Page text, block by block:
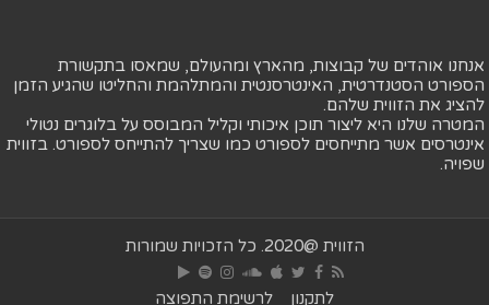
אנחנו אוהדים של קבוצות, מהארץ ומהעולם, שמאסו בתקשורת
הספורט הסטנדרטית, האינטרסנטית והמתלהמת והחליטו שהגיע הזמן
להציג את הזווית שלהם.
המטרה שלנו היא ליצור תוכן איכותי וקליל המבוסס על בלוגרים נטולי
אינטרסים אשר מתייחסים לספורט כמו שצריך להתייחס לספורט. בזווית
שפויה.
הזווית @2020. כל הזכויות שמורות
לתקנון לרשימת התפוצה